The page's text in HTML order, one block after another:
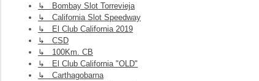
↳ Bombay Slot Torrevieja
↳ California Slot Speedway
↳ El Club California 2019
↳ CSD
↳ 100Km. CB
↳ El Club California "OLD"
↳ Carthagobarna